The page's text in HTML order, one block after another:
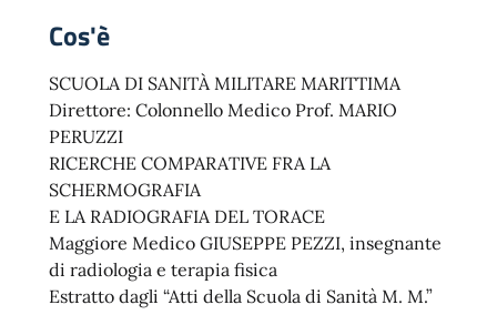
Cos'è
SCUOLA DI SANITÀ MILITARE MARITTIMA
Direttore: Colonnello Medico Prof. MARIO
PERUZZI
RICERCHE COMPARATIVE FRA LA
SCHERMOGRAFIA
E LA RADIOGRAFIA DEL TORACE
Maggiore Medico GIUSEPPE PEZZI, insegnante
di radiologia e terapia fisica
Estratto dagli “Atti della Scuola di Sanità M. M.”